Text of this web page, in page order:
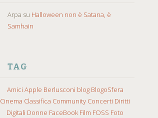
Arpa su Halloween non è Satana, è
Samhain
TAG
Amici Apple Berlusconi blog BlogoSfera
Cinema Classifica Community Concerti Diritti
Digitali Donne FaceBook Film FOSS Foto